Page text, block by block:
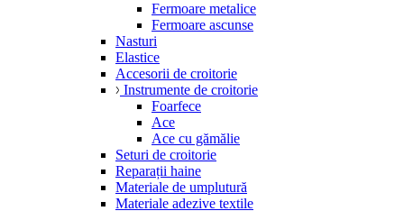
Fermoare metalice
Fermoare ascunse
Nasturi
Elastice
Accesorii de croitorie
Instrumente de croitorie
Foarfece
Ace
Ace cu gămălie
Seturi de croitorie
Reparații haine
Materiale de umplutură
Materiale adezive textile